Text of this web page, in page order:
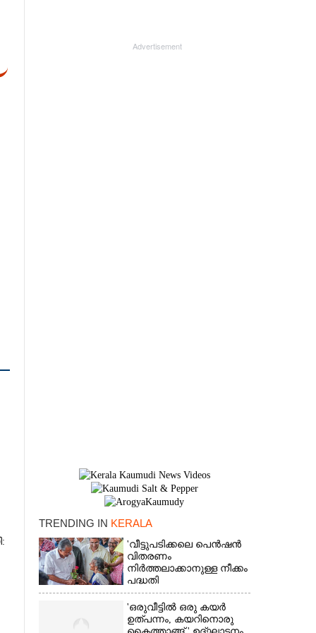
Advertisement
TRENDING IN KERALA
'വീട്ടുപടിക്കലെ പെൻഷൻ
വിതരണം
നിർത്തലാക്കാനുള്ള നീക്കം
പദ്ധതി
അവസാനിപ്പിക്കാനുള്ള
യുഡിഎഫ് അജണ്ടയുടെ
ആദ്യപടി'
'ഒരുവീട്ടിൽ ഒരു കയർ
ഉത്പന്നം, കയറിനൊരു
×